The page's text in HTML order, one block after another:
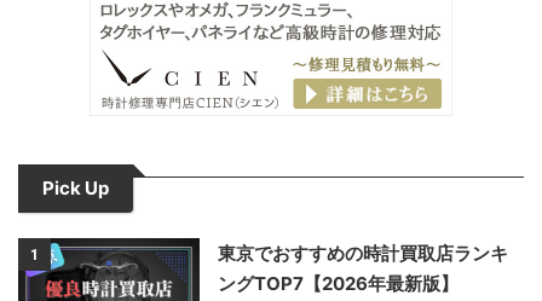
Pick Up
1
東京でおすすめの時計買取店ランキ
ングTOP7【2026年最新版】